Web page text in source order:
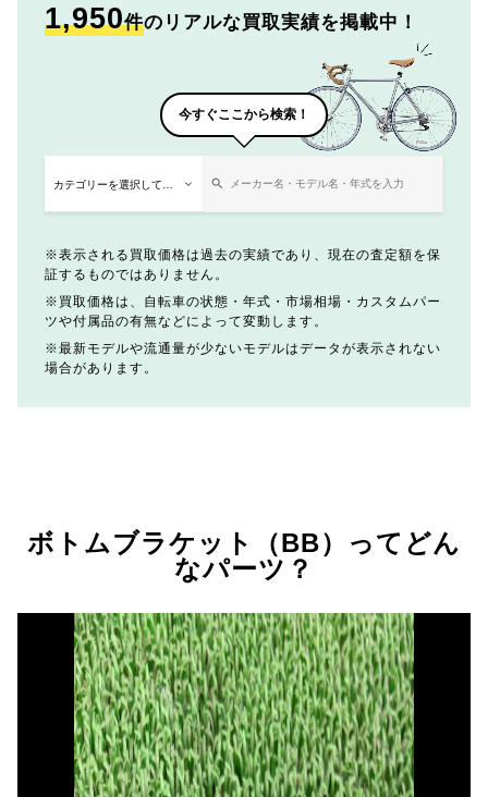
1,950件のリアルな買取実績を掲載中！
今すぐここから検索！
表示される買取価格は過去の実績であり、現在の査定額を保
証するものではありません。
買取価格は、自転車の状態・年式・市場相場・カスタムパー
ツや付属品の有無などによって変動します。
最新モデルや流通量が少ないモデルはデータが表示されない
場合があります。
ボトムブラケット（BB）ってどん
なパーツ？